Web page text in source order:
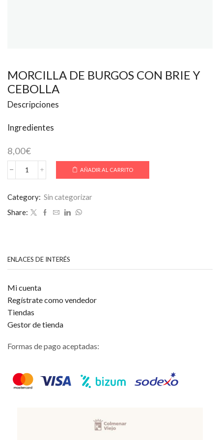
MORCILLA DE BURGOS CON BRIE Y
CEBOLLA
Descripciones
Ingredientes
8,00€
MORCILLA
CON
BRIE
Y
AÑADIR AL CARRITO
Category: Sin categorizar
Share:
ENLACES DE INTERÉS
Mi cuenta
Regístrate como vendedor
Tiendas
Gestor de tienda
Formas de pago aceptadas: